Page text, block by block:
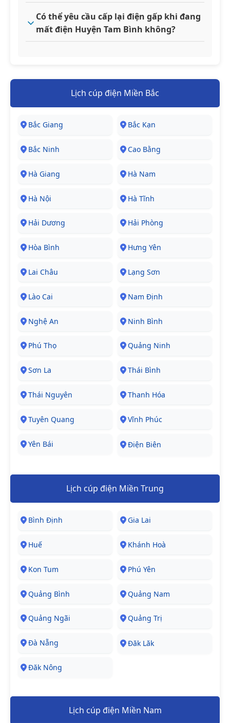
Có thể yêu cầu cấp lại điện gấp khi đang
mất điện Huyện Tam Bình không?
Lịch cúp điện Miền Bắc
Bắc Giang Bắc Kạn
Bắc Ninh Cao Bằng
Hà Giang Hà Nam
Hà Nội Hà Tĩnh
Hải Dương Hải Phòng
Hòa Bình Hưng Yên
Lai Châu Lạng Sơn
Lào Cai Nam Định
Nghệ An Ninh Bình
Phú Thọ Quảng Ninh
Sơn La Thái Bình
Thái Nguyên Thanh Hóa
Tuyên Quang Vĩnh Phúc
Yên Bái Điện Biên
Lịch cúp điện Miền Trung
Bình Định Gia Lai
Huế Khánh Hoà
Kon Tum Phú Yên
Quảng Bình Quảng Nam
Quảng Ngãi Quảng Trị
Đà Nẵng Đăk Lăk
Đăk Nông
Lịch cúp điện Miền Nam